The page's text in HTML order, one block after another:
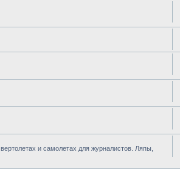
и самолетах для журналистов. Ляпы,